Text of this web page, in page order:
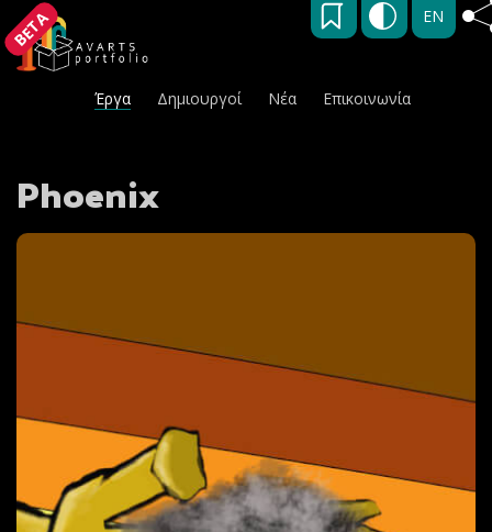
BETA EN
Έργα Δημιουργοί Νέα Επικοινωνία
Phoenix